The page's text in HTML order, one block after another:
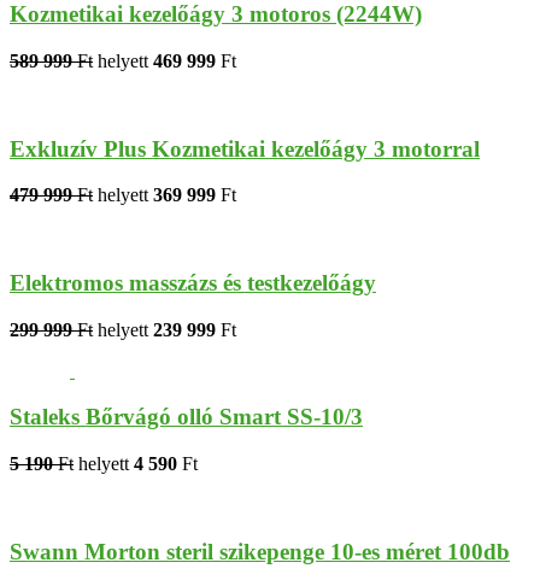
Kozmetikai kezelőágy 3 motoros (2244W)
589 999 Ft helyett 469 999 Ft
Exkluzív Plus Kozmetikai kezelőágy 3 motorral
479 999 Ft helyett 369 999 Ft
Elektromos masszázs és testkezelőágy
299 999 Ft helyett 239 999 Ft
Staleks Bőrvágó olló Smart SS-10/3
5 190 Ft helyett 4 590 Ft
Swann Morton steril szikepenge 10-es méret 100db